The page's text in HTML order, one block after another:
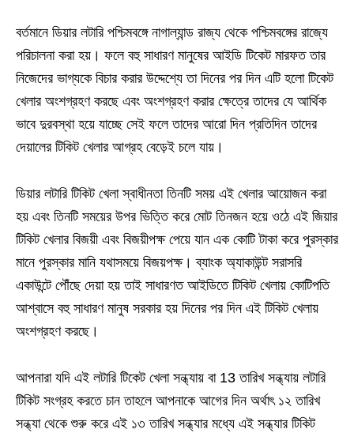
বর্তমানে ডিয়ার লটারি পশ্চিমবঙ্গে নাগাল্যান্ড রাজ্য থেকে পশ্চিমবঙ্গের রাজ্যে
পরিচালনা করা হয়। ফলে বহু সাধারণ মানুষের আইডি টিকেট মারফত তার
নিজেদের ভাগ্যকে বিচার করার উদ্দেশ্যে তা দিনের পর দিন এটি হলো টিকেট
খেলার অংশগ্রহণ করছে এবং অংশগ্রহণ করার ক্ষেত্রে তাদের যে আর্থিক
ভাবে দুরবস্থা হয়ে যাচ্ছে সেই ফলে তাদের আরো দিন প্রতিদিন তাদের
দেয়ালের টিকিট খেলার আগ্রহ বেড়েই চলে যায়।
ডিয়ার লটারি টিকিট খেলা স্বাধীনতা তিনটি সময় এই খেলার আয়োজন করা
হয় এবং তিনটি সময়ের উপর ভিত্তি করে মোট তিনজন হয়ে ওঠে এই জিয়ার
টিকিট খেলার বিজয়ী এবং বিজয়ীপক্ষ পেয়ে যান এক কোটি টাকা করে পুরস্কার
মানে পুরস্কার মানি যথাসময়ে বিজয়পক্ষ। ব্যাংক অ্যাকাউন্ট সরাসরি
একাউন্টে পৌঁছে দেয়া হয় তাই সাধারণত আইডিতে টিকিট খেলায় কোটিপতি
আশ্বাসে বহু সাধারণ মানুষ সরকার হয় দিনের পর দিন এই টিকিট খেলায়
অংশগ্রহণ করছে।
আপনারা যদি এই লটারি টিকেট খেলা সন্ধ্যায় বা 13 তারিখ সন্ধ্যায় লটারি
টিকিট সংগ্রহ করতে চান তাহলে আপনাকে আগের দিন অর্থাৎ ১২ তারিখ
সন্ধ্যা থেকে শুরু করে এই ১৩ তারিখ সন্ধ্যার মধ্যে এই সন্ধ্যার টিকিট